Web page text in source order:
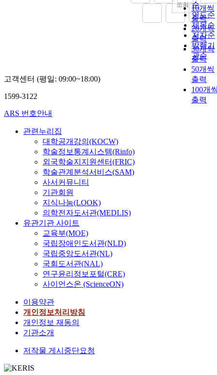
순
연도순
제목순
저자순
발행기
관순
10개씩
출력
20개씩
출력
30개씩
출력
50개씩
출력
100개
출력
조회
고객센터 (평일: 09:00~18:00)
1599-3122
ARS 번호안내
관련누리집
대학공개강의(KOCW)
학술정보통계시스템(Rinfo)
외국학술지지원센터(FRIC)
학술관계분석서비스(SAM)
사서커뮤니티
기관회원
지식나눔(LOOK)
의학전자도서관(MEDLIS)
유관기관 사이트
교육부(MOE)
국립장애인도서관(NLD)
국립중앙도서관(NL)
국회도서관(NAL)
연구윤리정보포털(CRE)
사이언스온 (ScienceON)
이용약관
개인정보처리방침
개인정보 재동의
기관소개
저작물 게시중단요청